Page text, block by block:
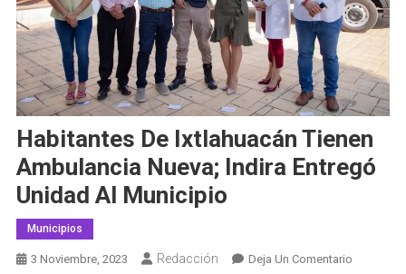
Habitantes De Ixtlahuacán Tienen
Ambulancia Nueva; Indira Entregó
Unidad Al Municipio
Municipios
3 Noviembre, 2023 Redacción Deja Un ComentarioEn